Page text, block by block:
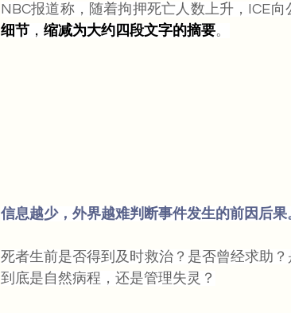
NBC报道称，随着拘押死亡人数上升，ICE向
细节 ， 缩减为大约四段文字的摘要。
信息越少，外界越难判断事件发生的前因后果
死者生前是否得到及时救治？是否曾经求助
到底是自然病程，还是管理失灵？